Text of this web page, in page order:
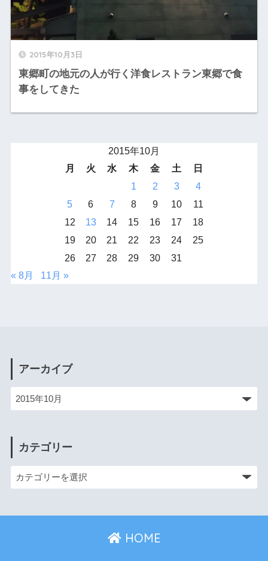
2015年10月3日
東郷町の地元の人が行く洋食レストラン東郷で食
事をしてきた
2015年10月
月
火 水 木 金 土
日
1
2 3
4
5
6 7 8 9 10
11
12
13 14 15 16 17
18
19
20 21 22 23 24
25
26
27 28 29 30
31
« 8月
11月 »
アーカイブ
カテゴリー
HOME